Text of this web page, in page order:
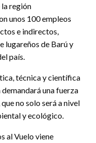
la región
unos 100 empleos
e indirectos,
lugareños de Barú y
país.
técnica y científica
una fuerza
no solo será a nivel
y ecológico.
al Vuelo viene